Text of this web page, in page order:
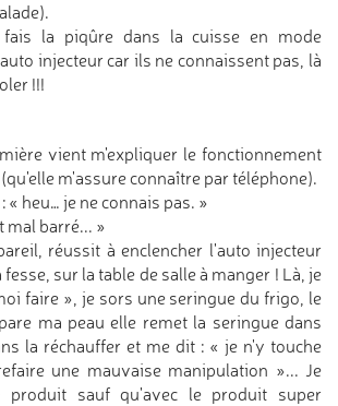
la piqûre dans la cuisse en mode
injecteur car ils ne connaissent pas, là
!!!
vient m'expliquer le fonctionnement
m'assure connaître par téléphone).
« heu… je ne connais pas. »
mal barré... »
réussit à enclencher l'auto injecteur
sur la table de salle à manger ! Là, je
faire », je sors une seringue du frigo, le
ma peau elle remet la seringue dans
la réchauffer et me dit : « je n'y touche
une mauvaise manipulation »... Je
produit sauf qu'avec le produit super